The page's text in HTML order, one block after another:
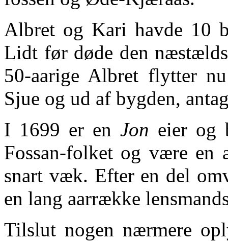
Albret og Kari havde 10
Lidt før døde den
50-aarige Albret flytter
Sjue og ud af bygden,
I 1699 er en Jon eier og
Fossan-folket og være en
snart væk. Efter en del
en lang aarrække
Tilslut nogen nærmere